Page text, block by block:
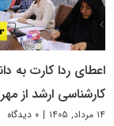
اعطای ردا کارت به
کارشناسی ارشد از مهر ۱۴۰۵
۱۴ مرداد, ۱۴۰۵ | ۰ دیدگاه